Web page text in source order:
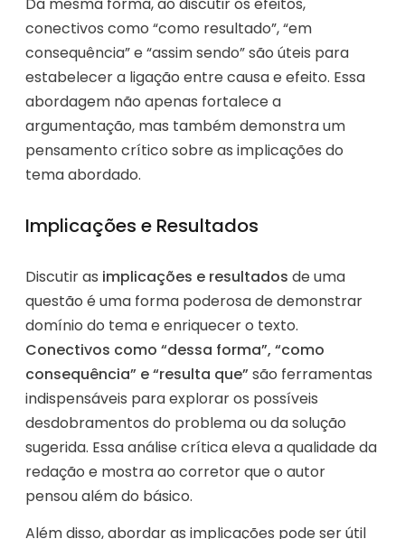
conectivos como “como resultado”, “em
consequência” e “assim sendo” são úteis para
estabelecer a ligação entre causa e efeito. Essa
abordagem não apenas fortalece a
argumentação, mas também demonstra um
pensamento crítico sobre as implicações do
tema abordado.
Implicações e Resultados
Discutir as implicações e resultados de uma
questão é uma forma poderosa de demonstrar
domínio do tema e enriquecer o texto.
Conectivos como “dessa forma”, “como
consequência” e “resulta que”são ferramentas
indispensáveis para explorar os possíveis
desdobramentos do problema ou da solução
sugerida. Essa análise crítica eleva a qualidade da
redação e mostra ao corretor que o autor
pensou além do básico.
Além disso, abordar as implicações pode ser útil